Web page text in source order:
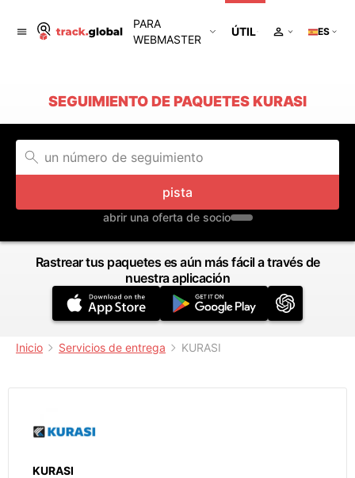
PARA
WEBMASTER
ÚTIL ES
SEGUIMIENTO DE PAQUETES KURASI
pista
abrir una oferta de socio
Rastrear tus paquetes es aún más fácil a través de
nuestra aplicación
Inicio Servicios de entrega KURASI
KURASI